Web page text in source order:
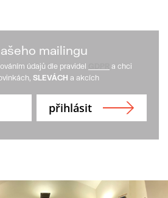
mailingu
údajů dle pravidel
a chci
SLEVÁCH a akcích